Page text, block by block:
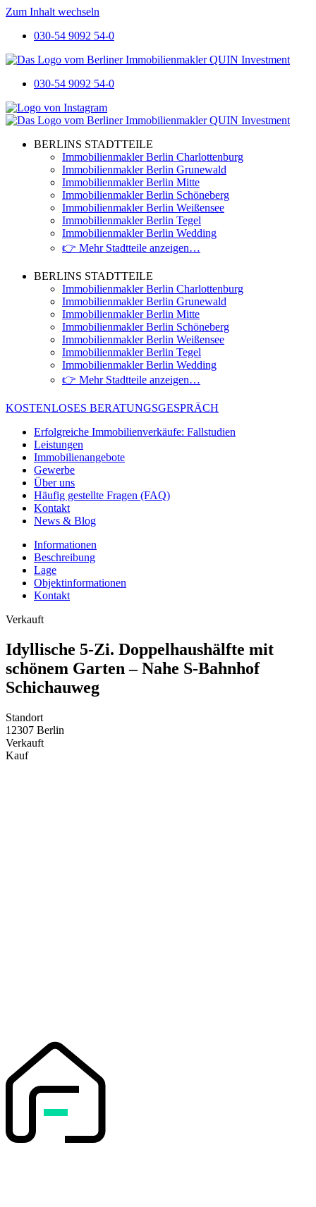
Zum Inhalt wechseln
030-54 9092 54-0
030-54 9092 54-0
BERLINS STADTTEILE
Immobilienmakler Berlin Charlottenburg
Immobilienmakler Berlin Grunewald
Immobilienmakler Berlin Mitte
Immobilienmakler Berlin Schöneberg
Immobilienmakler Berlin Weißensee
Immobilienmakler Berlin Tegel
Immobilienmakler Berlin Wedding
👉 Mehr Stadtteile anzeigen…
BERLINS STADTTEILE
Immobilienmakler Berlin Charlottenburg
Immobilienmakler Berlin Grunewald
Immobilienmakler Berlin Mitte
Immobilienmakler Berlin Schöneberg
Immobilienmakler Berlin Weißensee
Immobilienmakler Berlin Tegel
Immobilienmakler Berlin Wedding
👉 Mehr Stadtteile anzeigen…
KOSTENLOSES BERATUNGSGESPRÄCH
Erfolgreiche Immobilienverkäufe: Fallstudien
Leistungen
Immobilienangebote
Gewerbe
Über uns
Häufig gestellte Fragen (FAQ)
Kontakt
News & Blog
Informationen
Beschreibung
Lage
Objektinformationen
Kontakt
Verkauft
Idyllische 5-Zi. Doppelhaushälfte mit
schönem Garten – Nahe S-Bahnhof
Schichauweg
Standort
12307 Berlin
Verkauft
Kauf